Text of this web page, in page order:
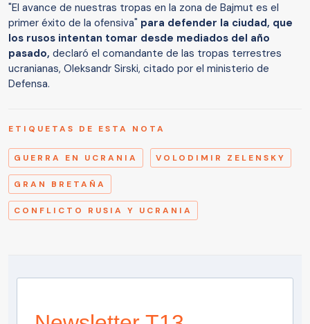
"El avance de nuestras tropas en la zona de Bajmut es el
primer éxito de la ofensiva" para defender la ciudad, que
los rusos intentan tomar desde mediados del año
pasado, declaró el comandante de las tropas terrestres
ucranianas, Oleksandr Sirski, citado por el ministerio de
Defensa.
ETIQUETAS DE ESTA NOTA
GUERRA EN UCRANIA VOLODIMIR ZELENSKY
GRAN BRETAÑA
CONFLICTO RUSIA Y UCRANIA